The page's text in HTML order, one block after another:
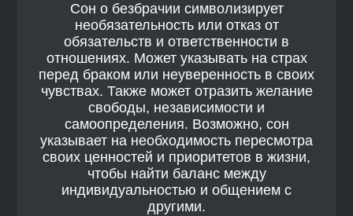
Сон о безбрачии символизирует
необязательность или отказ от
обязательств и ответственности в
отношениях. Может указывать на страх
перед браком или неуверенность в своих
чувствах. Также может отразить желание
свободы, независимости и
самоопределения. Возможно, сон
указывает на необходимость пересмотра
своих ценностей и приоритетов в жизни,
чтобы найти баланс между
индивидуальностью и общением с
другими.